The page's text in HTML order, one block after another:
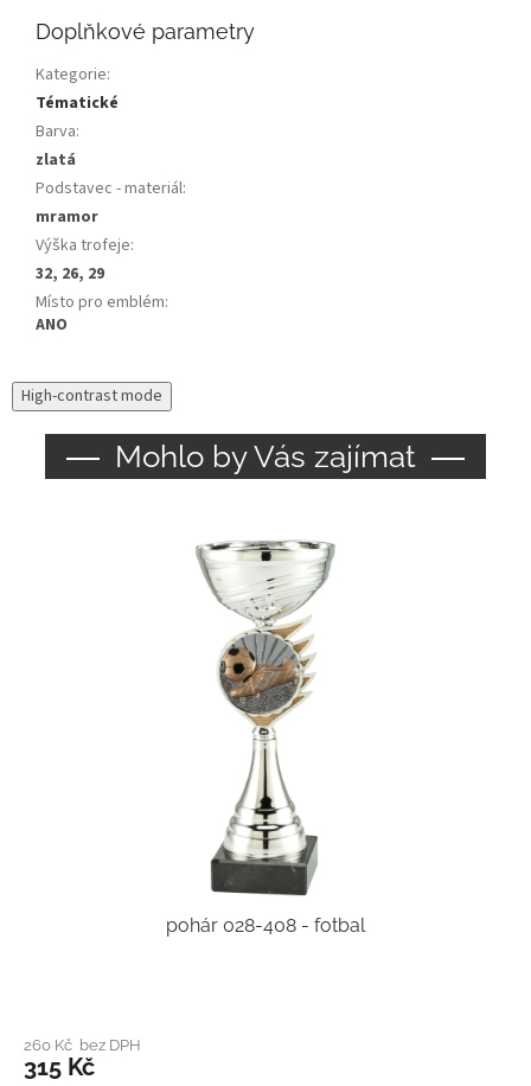
Doplňkové parametry
Kategorie:
Tématické
Barva:
zlatá
Podstavec - materiál:
mramor
Výška trofeje:
32, 26, 29
Místo pro emblém:
ANO
High-contrast mode
Mohlo by Vás zajímat
pohár 028-408 - fotbal
260 Kč bez DPH
315 Kč